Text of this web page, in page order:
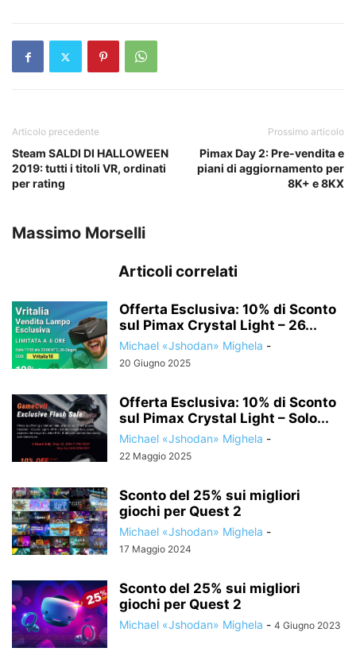
Articolo precedente
Steam SALDI DI HALLOWEEN
2019: tutti i titoli VR, ordinati
per rating
Prossimo articolo
Pimax Day 2: Pre-vendita e
piani di aggiornamento per
8K+ e 8KX
Massimo Morselli
Articoli correlati
Offerta Esclusiva: 10% di Sconto
sul Pimax Crystal Light – 26...
Michael «Jshodan» Mighela -
20 Giugno 2025
Offerta Esclusiva: 10% di Sconto
sul Pimax Crystal Light – Solo...
Michael «Jshodan» Mighela -
22 Maggio 2025
Sconto del 25% sui migliori
giochi per Quest 2
Michael «Jshodan» Mighela -
17 Maggio 2024
Sconto del 25% sui migliori
giochi per Quest 2
Michael «Jshodan» Mighela - 4 Giugno 2023